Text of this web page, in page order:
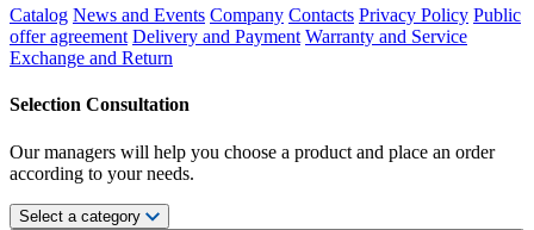
Catalog News and Events Company Contacts Privacy Policy Public
offer agreement Delivery and Payment Warranty and Service
Exchange and Return
Selection Consultation
Our managers will help you choose a product and place an order
according to your needs.
Select a category